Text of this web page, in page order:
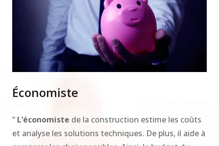
Économiste
“ L’économiste de la construction estime les coûts
et analyse les solutions techniques. De plus, il aide à